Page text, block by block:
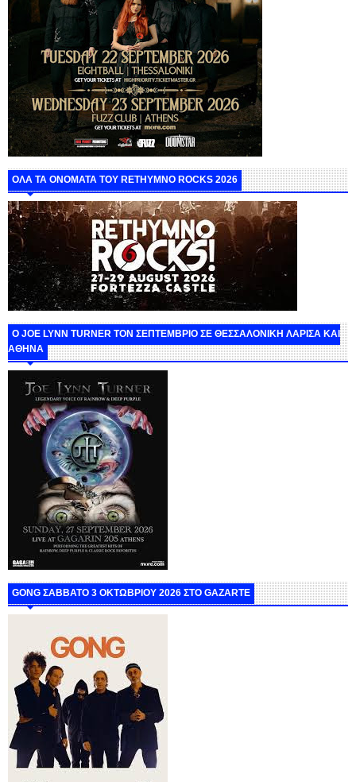
ΟΛΑ ΤΑ ΟΝΟΜΑΤΑ ΤΟΥ RETHYMNO ROCKS 2026
O JOE LYNN TURNER ΤΟΝ ΣΕΠΤΕΜΒΡΙΟ ΣΕ ΘΕΣΣΑΛΟΝΙΚΗ ΛΑΡΙΣΑ ΚΑΙ
ΑΘΗΝΑ
GONG ΣΑΒΒΑΤΟ 3 ΟΚΤΩΒΡΙΟΥ 2026 ΣΤΟ GAZARTE